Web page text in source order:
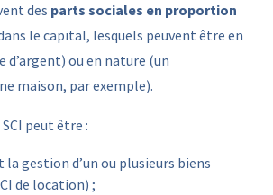
des parts sociales en proportion
le capital, lesquels peuvent être en
d’argent) ou en nature (un
maison, par exemple).
peut être :
gestion d’un ou plusieurs biens
de location) ;